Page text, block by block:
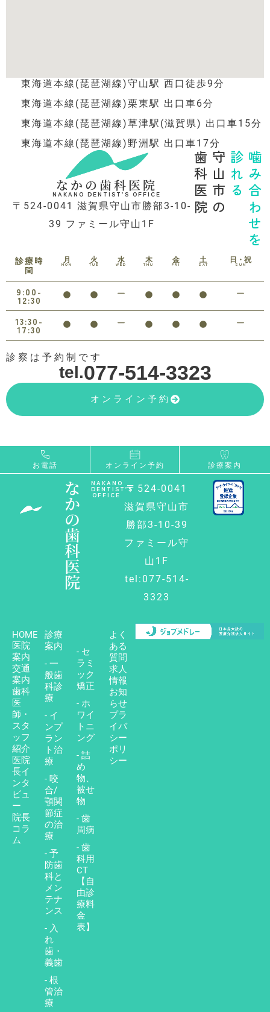
東海道本線(琵琶湖線)守山駅 西口徒歩9分
東海道本線(琵琶湖線)栗東駅 出口車6分
東海道本線(琵琶湖線)草津駅(滋賀県) 出口車15分
東海道本線(琵琶湖線)野洲駅 出口車17分
なかの歯科医院
NAKANO DENTIST’S OFFICE
〒524-0041 滋賀県守山市勝部3-10-
39 ファミール守山1F
噛み合わせを
診れる
守山市の
歯科医院
診療時
間
月
MON
火
TUE
水
WED
木
THU
金
FRI
土
SAT
日・祝
SUN
9:00-
12:30
13:30-
17:30
診察は予約制です
tel.077-514-3323
オンライン予約
お電話 オンライン予約 診療案内
な
か
の
歯
科
医
院
NAKANO
DENTIST’S
OFFICE
〒524-0041
滋賀県守山市
勝部3-10-39
ファミール守
山1F
tel:077-514-
3323
HOME
医院
案内
交通
案内
歯科
医
師・
スタ
ッフ
紹介
医院
長イ
ンタ
ビュ
ー
院長
コラ
ム
診療
案内
- 一
般歯
科診
療
- イ
ンプ
ラン
ト治
療
- 咬
合/
顎関
節症
の治
療
- 予
防歯
科と
メン
テナ
ンス
- 入
れ
歯・
義歯
- 根
管治
療
- セ
ラミ
ック
矯正
- ホ
ワイ
トニ
ング
- 詰
め
物、
被せ
物
- 歯
周病
- 歯
科用
CT
【自
由診
療料
金
表】
よく
ある
質問
求人
情報
お知
らせ
プラ
イバ
シー
ポリ
シー